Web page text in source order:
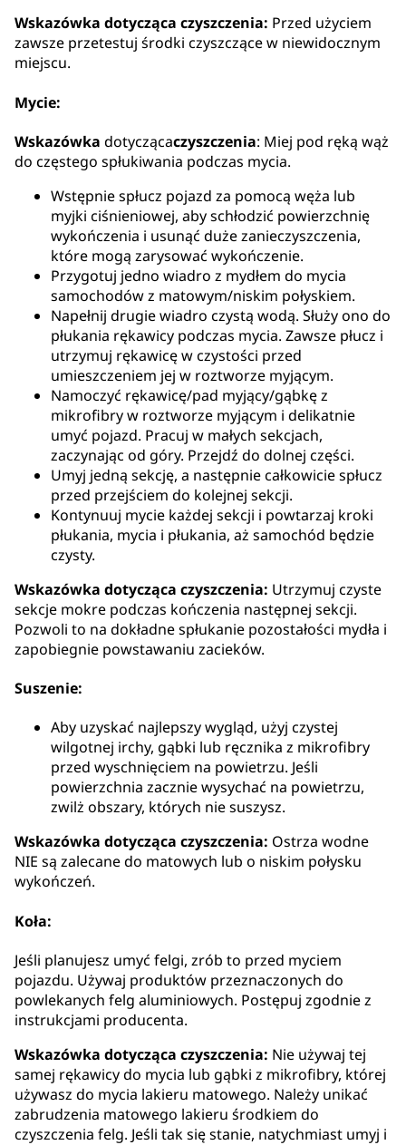
Wskazówka dotycząca czyszczenia: Przed użyciem
zawsze przetestuj środki czyszczące w niewidocznym
miejscu.
Mycie:
Wskazówka dotyczącaczyszczenia: Miej pod ręką wąż
do częstego spłukiwania podczas mycia.
Wstępnie spłucz pojazd za pomocą węża lub
myjki ciśnieniowej, aby schłodzić powierzchnię
wykończenia i usunąć duże zanieczyszczenia,
które mogą zarysować wykończenie.
Przygotuj jedno wiadro z mydłem do mycia
samochodów z matowym/niskim połyskiem.
Napełnij drugie wiadro czystą wodą. Służy ono do
płukania rękawicy podczas mycia. Zawsze płucz i
utrzymuj rękawicę w czystości przed
umieszczeniem jej w roztworze myjącym.
Namoczyć rękawicę/pad myjący/gąbkę z
mikrofibry w roztworze myjącym i delikatnie
umyć pojazd. Pracuj w małych sekcjach,
zaczynając od góry. Przejdź do dolnej części.
Umyj jedną sekcję, a następnie całkowicie spłucz
przed przejściem do kolejnej sekcji.
Kontynuuj mycie każdej sekcji i powtarzaj kroki
płukania, mycia i płukania, aż samochód będzie
czysty.
Wskazówka dotycząca czyszczenia: Utrzymuj czyste
sekcje mokre podczas kończenia następnej sekcji.
Pozwoli to na dokładne spłukanie pozostałości mydła i
zapobiegnie powstawaniu zacieków.
Suszenie:
Aby uzyskać najlepszy wygląd, użyj czystej
wilgotnej irchy, gąbki lub ręcznika z mikrofibry
przed wyschnięciem na powietrzu. Jeśli
powierzchnia zacznie wysychać na powietrzu,
zwilż obszary, których nie suszysz.
Wskazówka dotycząca czyszczenia: Ostrza wodne
NIE są zalecane do matowych lub o niskim połysku
wykończeń.
Koła:
Jeśli planujesz umyć felgi, zrób to przed myciem
pojazdu. Używaj produktów przeznaczonych do
powlekanych felg aluminiowych. Postępuj zgodnie z
instrukcjami producenta.
Wskazówka dotycząca czyszczenia: Nie używaj tej
samej rękawicy do mycia lub gąbki z mikrofibry, której
używasz do mycia lakieru matowego. Należy unikać
zabrudzenia matowego lakieru środkiem do
czyszczenia felg. Jeśli tak się stanie, natychmiast umyj i